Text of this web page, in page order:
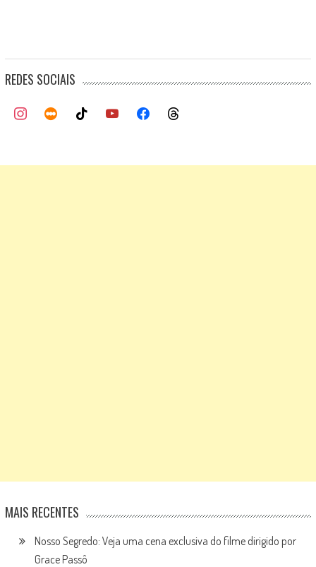
REDES SOCIAIS
MAIS RECENTES
Nosso Segredo: Veja uma cena exclusiva do filme dirigido por
Grace Passô